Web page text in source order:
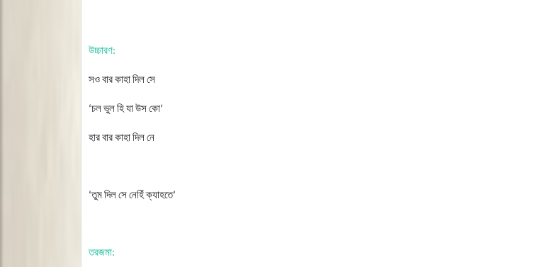
উচ্চারণ:
সওবারকাহাদিলসে
‘চলভুলহিযাউসকো’
হারবারকাহাদিলনে
‘তুমদিলসেনেহিঁক্যাহতে’
তরজমা: